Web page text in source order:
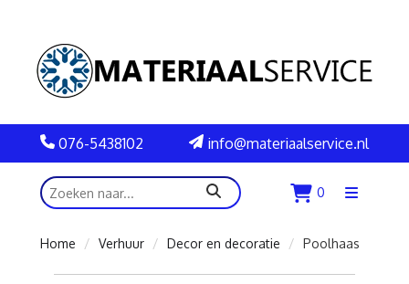
076-5438102 info@materiaalservice.nl
zoeken 0
Menu
Home
Verhuur Decor en decoratie Poolhaas